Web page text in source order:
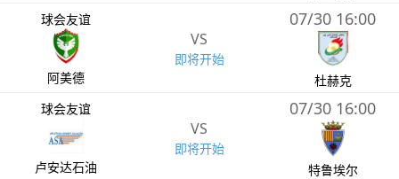
球会友谊
阿美德
VS
即将开始
07/30 16:00
杜赫克
球会友谊
卢安达石油
VS
即将开始
07/30 16:00
特鲁埃尔